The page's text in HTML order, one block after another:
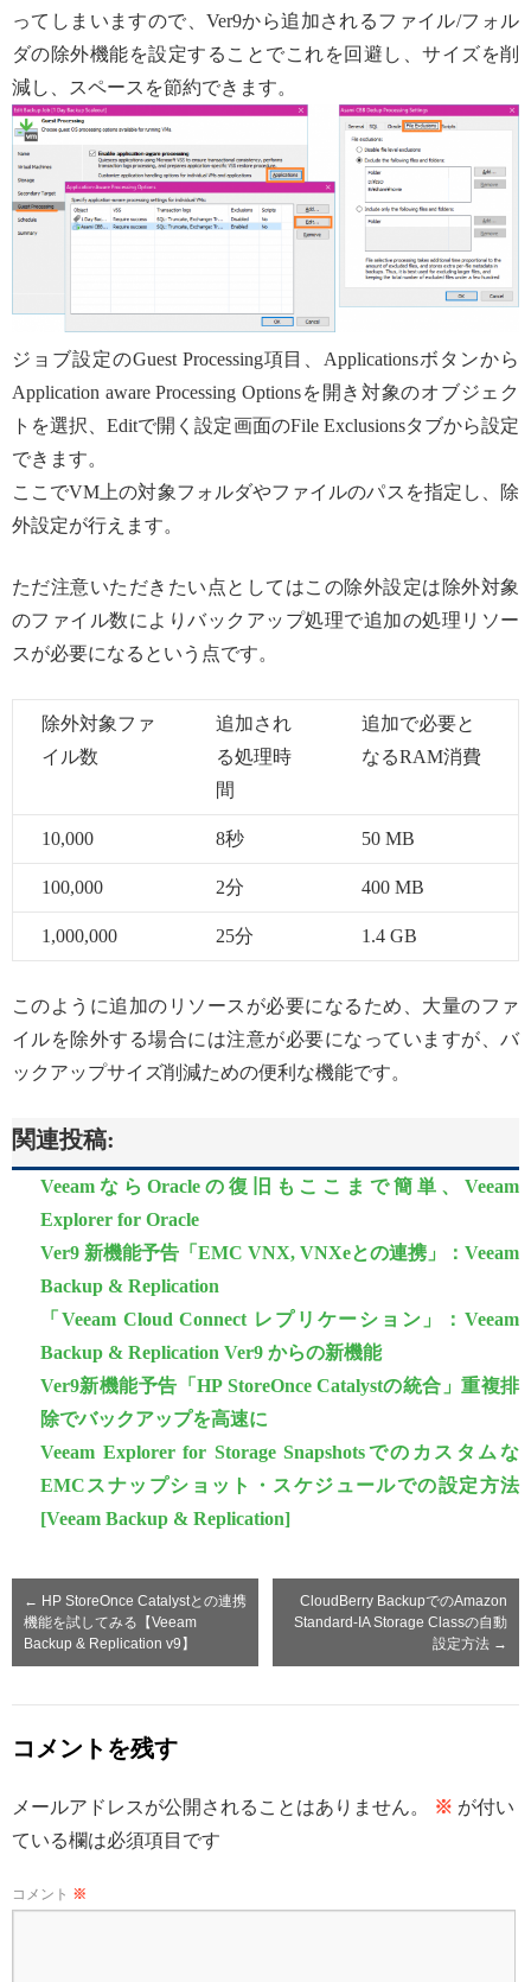
ってしまいますので、Ver9から追加されるファイル/フォル
ダの除外機能を設定することでこれを回避し、サイズを削
減し、スペースを節約できます。
ジョブ設定のGuest Processing項目、Applicationsボタンから
Application aware Processing Optionsを開き対象のオブジェク
トを選択、Editで開く設定画面のFile Exclusionsタブから設定
できます。
ここでVM上の対象フォルダやファイルのパスを指定し、除
外設定が行えます。
ただ注意いただきたい点としてはこの除外設定は除外対象
のファイル数によりバックアップ処理で追加の処理リソー
スが必要になるという点です。
除外対象ファ
イル数
追加され
る処理時
間
追加で必要と
なるRAM消費
10,000 8秒 50 MB
100,000 2分 400 MB
1,000,000 25分 1.4 GB
このように追加のリソースが必要になるため、大量のファ
イルを除外する場合には注意が必要になっていますが、バ
ックアップサイズ削減ための便利な機能です。
関連投稿:
VeeamならOracleの復旧もここまで簡単、Veeam
Explorer for Oracle
Ver9 新機能予告「EMC VNX, VNXeとの連携」：Veeam
Backup & Replication
「Veeam Cloud Connect レプリケーション」：Veeam
Backup & Replication Ver9 からの新機能
Ver9新機能予告「HP StoreOnce Catalystの統合」重複排
除でバックアップを高速に
Veeam Explorer for Storage Snapshotsでのカスタムな
EMCスナップショット・スケジュールでの設定方法
[Veeam Backup & Replication]
← HP StoreOnce Catalystとの連携
機能を試してみる【Veeam
Backup & Replication v9】
CloudBerry BackupでのAmazon
Standard-IA Storage Classの自動
設定方法 →
コメントを残す
メールアドレスが公開されることはありません。 ※ が付い
ている欄は必須項目です
コメント ※